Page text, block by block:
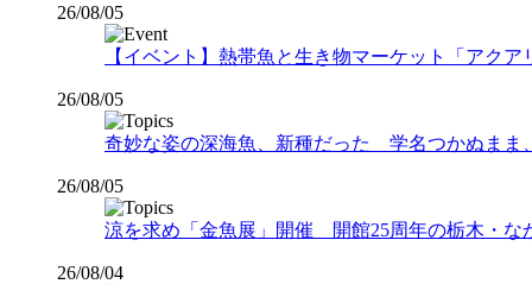
26/08/05
【イベント】熱帯魚と生き物マーケット「アク
26/08/05
奇妙な姿の深海魚、新種だった 学名つかぬまま
26/08/05
涼を求め「金魚展」開催 開館25周年の栃木・な
26/08/04